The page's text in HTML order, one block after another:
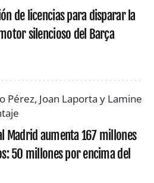
de licencias para disparar la
silencioso del Barça
Madrid aumenta 167 millones
50 millones por encima del